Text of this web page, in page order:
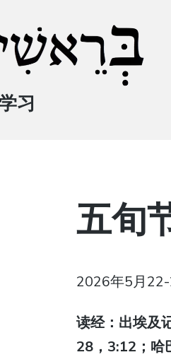
习
五旬
2026年5月
读经：出埃及
28，3:12；哈